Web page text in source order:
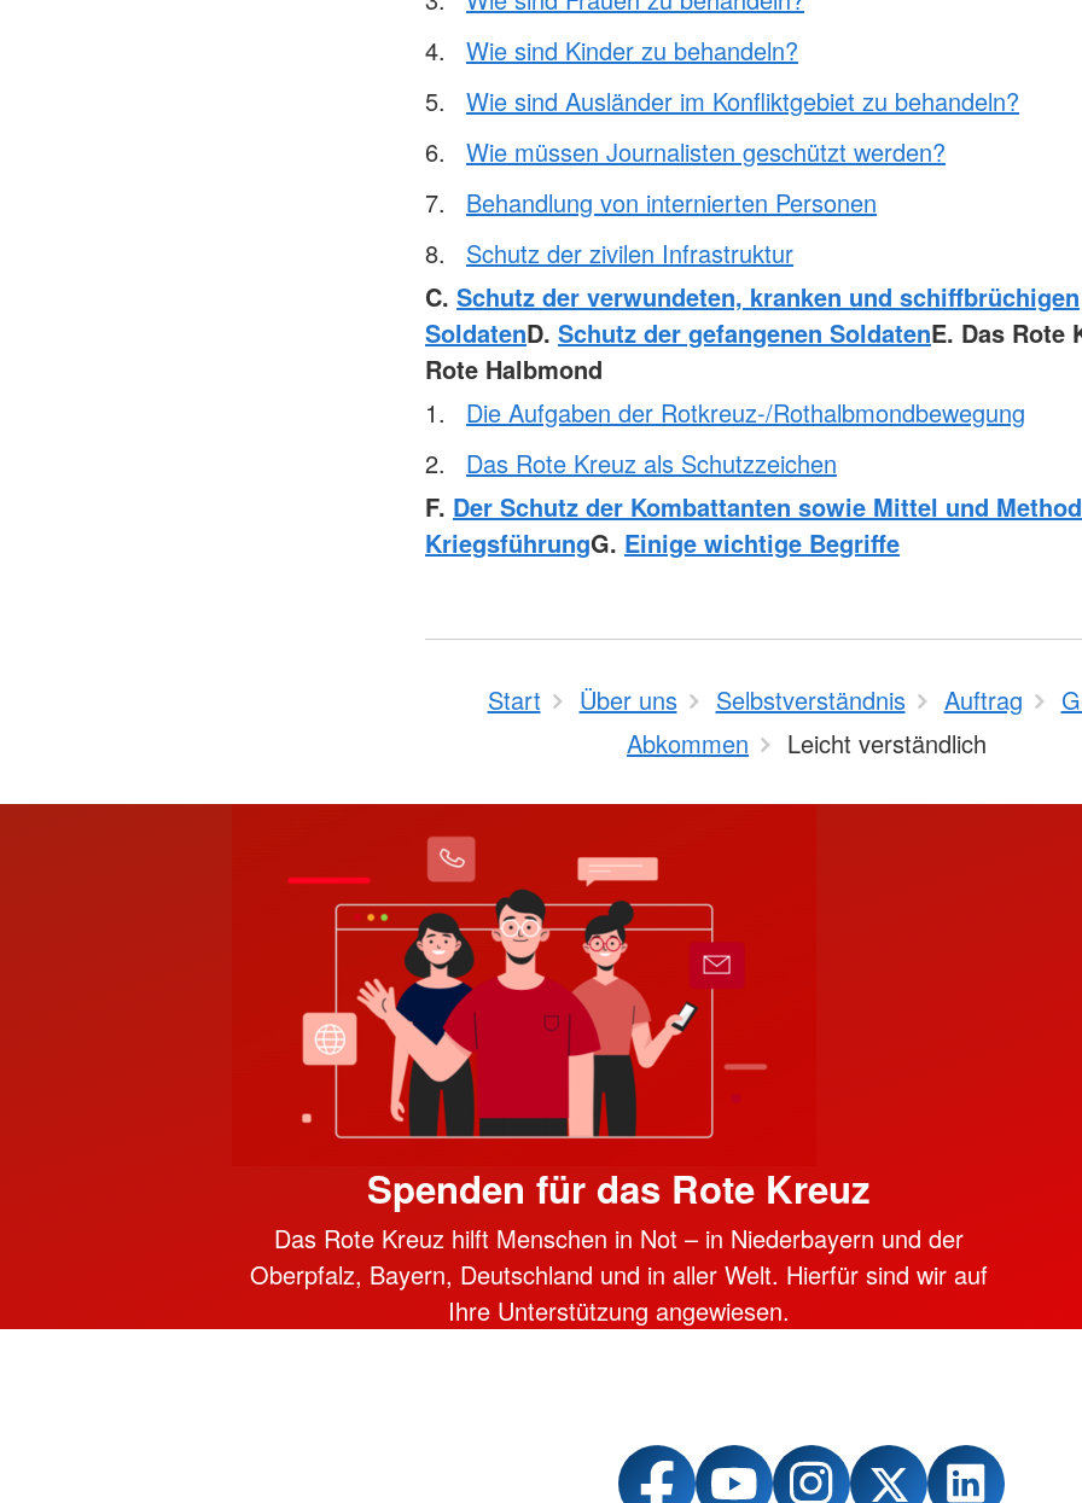
Wie sind Kinder zu behandeln?
Wie sind Ausländer im Konfliktgebiet zu behandeln?
Wie müssen Journalisten geschützt werden?
Behandlung von internierten Personen
Schutz der zivilen Infrastruktur
C. Schutz der verwundeten, kranken und schiffbrüchigen
SoldatenD. Schutz der gefangenen SoldatenE. Das Rote
Rote Halbmond
Die Aufgaben der Rotkreuz-/Rothalbmondbewegung
Das Rote Kreuz als Schutzzeichen
F. Der Schutz der Kombattanten sowie Mittel und
KriegsführungG. Einige wichtige Begriffe
Start Über uns Selbstverständnis Auftrag
Abkommen
Leicht verständlich
Spenden für das Rote Kreuz
Das Rote Kreuz hilft Menschen in Not – in Niederbayern und der
Oberpfalz, Bayern, Deutschland und in aller Welt. Hierfür sind wir auf
Ihre Unterstützung angewiesen.